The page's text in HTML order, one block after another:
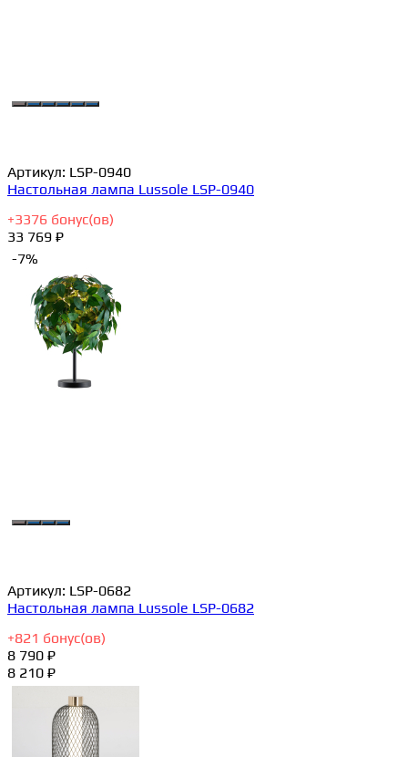
Артикул: LSP-0940
Настольная лампа Lussole LSP-0940
+3376 бонус(ов)
33 769 ₽
-7%
Артикул: LSP-0682
Настольная лампа Lussole LSP-0682
+821 бонус(ов)
8 790 ₽
8 210 ₽